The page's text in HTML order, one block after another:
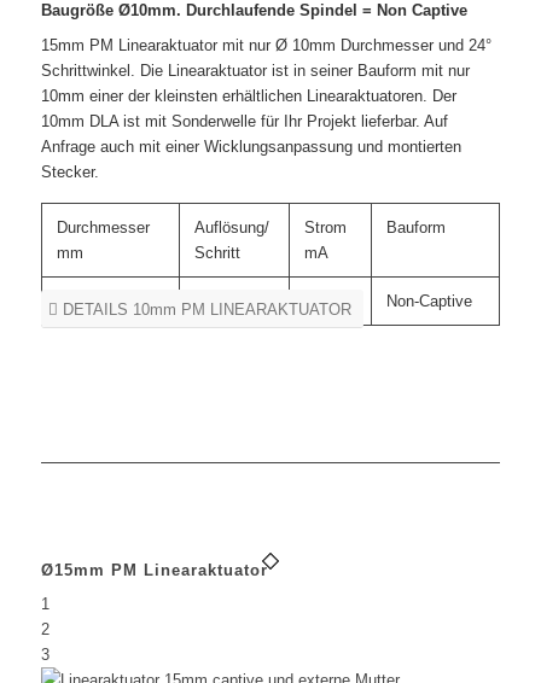
Baugröße Ø10mm. Durchlaufende Spindel = Non Captive
15mm PM Linearaktuator mit nur Ø 10mm Durchmesser und 24°
Schrittwinkel. Die Linearaktuator ist in seiner Bauform mit nur
10mm einer der kleinstenerhältlichen Linearaktuatoren. Der
10mm DLA ist mit Sonderwelle für Ihr Projekt lieferbar. Auf
Anfrage auch mit einer Wicklungsanpassung und montierten
Stecker.
Durchmesser
mm
Auflösung/
Schritt
Strom
mA
Bauform
Ø10mm 0.02 200 Non-Captive
DETAILS 10mm PM LINEARAKTUATOR
Ø15mm PM Linearaktuator
1
2
3